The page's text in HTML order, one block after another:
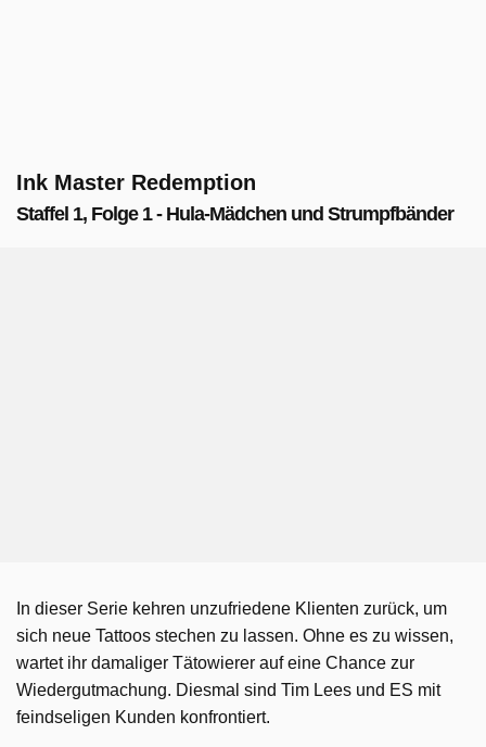
Ink Master Redemption
Staffel 1, Folge 1 - Hula-Mädchen und Strumpfbänder
In dieser Serie kehren unzufriedene Klienten zurück, um
sich neue Tattoos stechen zu lassen. Ohne es zu wissen,
wartet ihr damaliger Tätowierer auf eine Chance zur
Wiedergutmachung. Diesmal sind Tim Lees und ES mit
feindseligen Kunden konfrontiert.